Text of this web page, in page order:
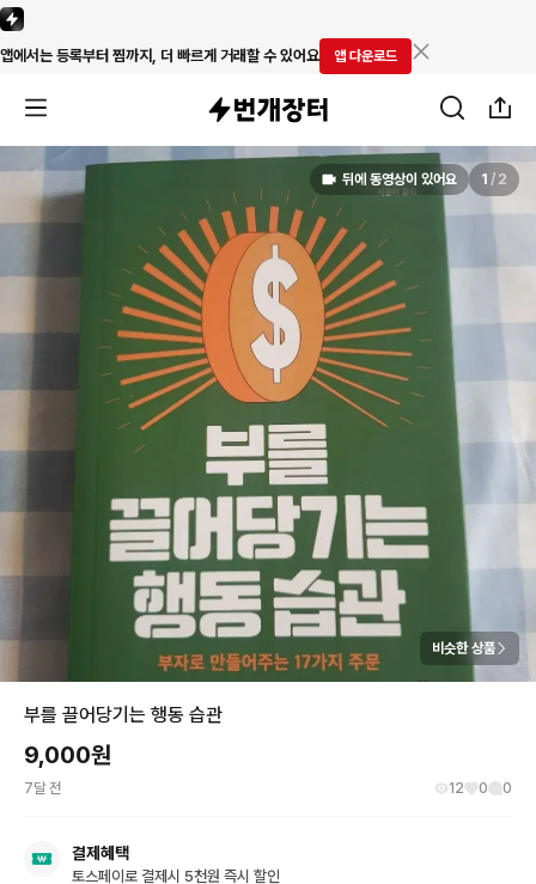
앱에서는 등록부터 찜까지, 더 빠르게 거래할 수 있어요 앱 다운로드
뒤에 동영상이 있어요 1 / 2
비슷한 상품
부를 끌어당기는 행동 습관
9,000원
7달 전 12 0 0
결제혜택
토스페이로 결제시 5천원 즉시 할인